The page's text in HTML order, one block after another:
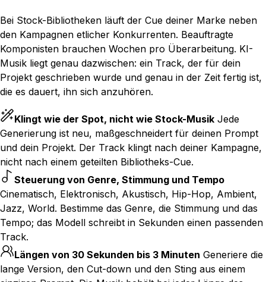
Bei Stock-Bibliotheken läuft der Cue deiner Marke neben
den Kampagnen etlicher Konkurrenten. Beauftragte
Komponisten brauchen Wochen pro Überarbeitung. KI-
Musik liegt genau dazwischen: ein Track, der für dein
Projekt geschrieben wurde und genau in der Zeit fertig ist,
die es dauert, ihn sich anzuhören.
Klingt wie der Spot, nicht wie Stock-Musik Jede
Generierung ist neu, maßgeschneidert für deinen Prompt
und dein Projekt. Der Track klingt nach deiner Kampagne,
nicht nach einem geteilten Bibliotheks-Cue.
Steuerung von Genre, Stimmung und Tempo
Cinematisch, Elektronisch, Akustisch, Hip-Hop, Ambient,
Jazz, World. Bestimme das Genre, die Stimmung und das
Tempo; das Modell schreibt in Sekunden einen passenden
Track.
Längen von 30 Sekunden bis 3 Minuten Generiere die
lange Version, den Cut-down und den Sting aus einem